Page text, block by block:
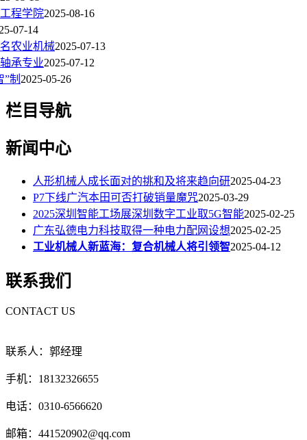
程学院2025-08-16
07-14
农业机械2025-07-13
承专业2025-07-12
制 2025-05-26
栏目导航
新闻中心
人形机械人成长面对的挑和及将来趋向研2025-04-23
P7下线广汽本田可否打破销量魔咒2025-03-29
2025深圳智能工场展深圳数字工业取5G智能2025-02-25
广东弘德电力科技取得一种电力配网设想2025-02-25
工业机械人新蓝海：复合机械人将引领智2025-04-12
联系我们
CONTACT US
联系人：郭经理
手机：18132326655
电话：0310-6566620
邮箱：441520902@qq.com